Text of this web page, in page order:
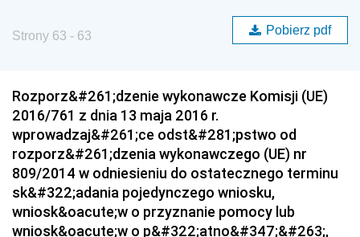
Strony 63 - 63 Pobierz pdf
Rozporz&#261;dzenie wykonawcze Komisji (UE)
2016/761 z dnia 13 maja 2016 r.
wprowadzaj&#261;ce odst&#281;pstwo od
rozporz&#261;dzenia wykonawczego (UE) nr
809/2014 w odniesieniu do ostatecznego terminu
sk&#322;adania pojedynczego wniosku,
wniosk&oacute;w o przyznanie pomocy lub
wniosk&oacute;w o p&#322;atno&#347;&#263;,